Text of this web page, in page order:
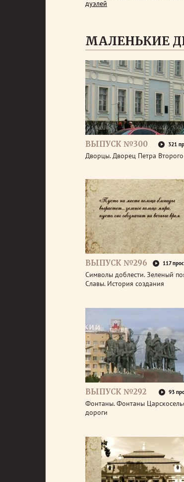
дуэлей
МАЛЕНЬКИЕ
ВЫПУСК №300 321
Дворцы. Дворец Петра Второго
ВЫПУСК №296 117
Символы доблести. Зеленый
Славы. История создания
ВЫПУСК №292 93
Фонтаны. Фонтаны
дороги